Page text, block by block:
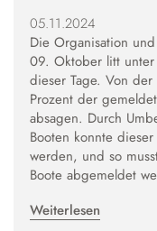
05.11.2024
Die Organisation
09. Oktober litt
dieser Tage. Von der
Prozent der
absagen. Durch
Booten konnte
werden, und so
Boote abgemeldet
Weiterlesen